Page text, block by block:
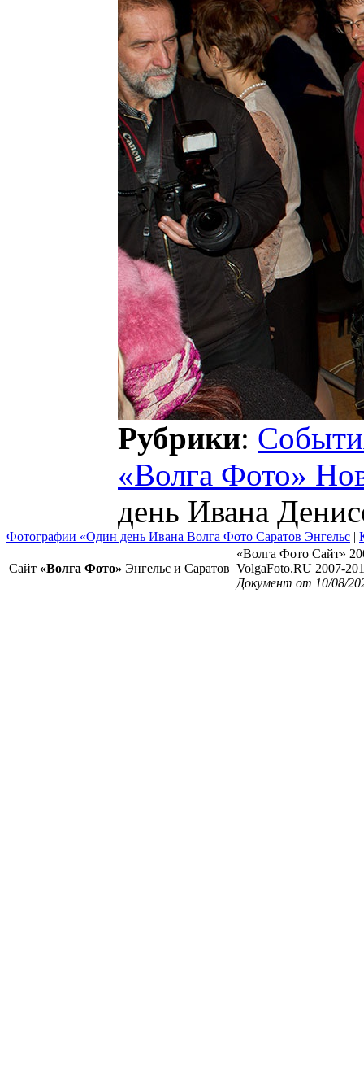
Рубрики:
«Волга Фото»
день Ивана
Фотографии «Один день Ивана Волга Фото Саратов Энгельс |
Сайт «Волга Фото» Энгельс и Саратов
«Волга Фото Сайт»
VolgaFoto.RU 2007-
Документ от 10/08/